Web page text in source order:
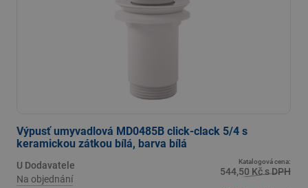
Výpusť umyvadlová MD0485B click-clack 5/4 s
keramickou zátkou bílá, barva bílá
U Dodavatele
Na objednání
Katalogová cena:
544,50 Kč s DPH